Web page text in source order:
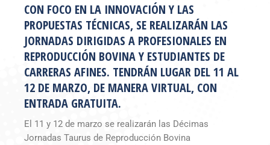
CON FOCO EN LA INNOVACIÓN Y LAS
PROPUESTAS TÉCNICAS, SE REALIZARÁN LAS
JORNADAS DIRIGIDAS A PROFESIONALES EN
REPRODUCCIÓN BOVINA Y ESTUDIANTES DE
CARRERAS AFINES. TENDRÁN LUGAR DEL 11 AL
12 DE MARZO, DE MANERA VIRTUAL, CON
ENTRADA GRATUITA.
El 11 y 12 de marzo se realizarán las Décimas
Jornadas Taurus de Reproducción Bovina